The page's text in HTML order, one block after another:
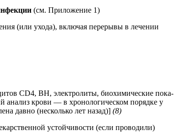
(см. При­ло­же­ние 1)
(или ухода), вклю­чая пе­ре­ры­вы в ле­че­нии
CD4, ВН, элек­тро­ли­ты, био­хи­ми­че­ские по­ка­
ана­лиз крови — в хро­но­ло­ги­че­ском по­ряд­ке у
дав­но (не­сколь­ко лет на­зад)] (8)
ус­той­чи­вости (ес­ли про­во­ди­ли)